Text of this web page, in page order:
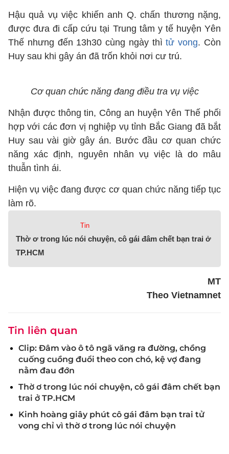
Hậu quả vụ việc khiến anh Q. chấn thương nặng,
được đưa đi cấp cứu tại Trung tâm y tế huyện Yên
Thế nhưng đến 13h30 cùng ngày thìtử vong. Còn
Huy sau khi gây án đã trốn khỏi nơi cư trú.
Cơ quan chức năng đang điều tra vụ việc
Nhận được thông tin, Công an huyện Yên Thế phối
hợp với các đơn vị nghiệp vụ tỉnh Bắc Giang đã bắt
Huy sau vài giờ gây án. Bước đầu cơ quan chức
năng xác định, nguyên nhân vụ việc là do mâu
thuẫn tình ái.
Hiện vụ việc đang được cơ quan chức năng tiếp tục
làm rõ.
Tin
Thờ ơ trong lúc nói chuyện, cô gái đâm chết bạn trai ở
TP.HCM
MT
Theo Vietnamnet
Tin liên quan
Clip: Đâm vào ô tô ngã văng ra đường, chồng
cuống cuồng đuổi theo con chó, kệ vợ đang
nằm đau đớn
Thờ ơ trong lúc nói chuyện, cô gái đâm chết bạn
trai ở TP.HCM
Kinh hoàng giây phút cô gái đâm bạn trai tử
vong chỉ vì thờ ơ trong lúc nói chuyện